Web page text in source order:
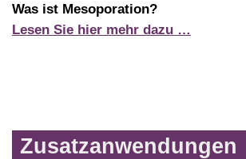
Was ist Mesoporation?
Lesen Sie hier mehr dazu …
Zusatzanwendungen